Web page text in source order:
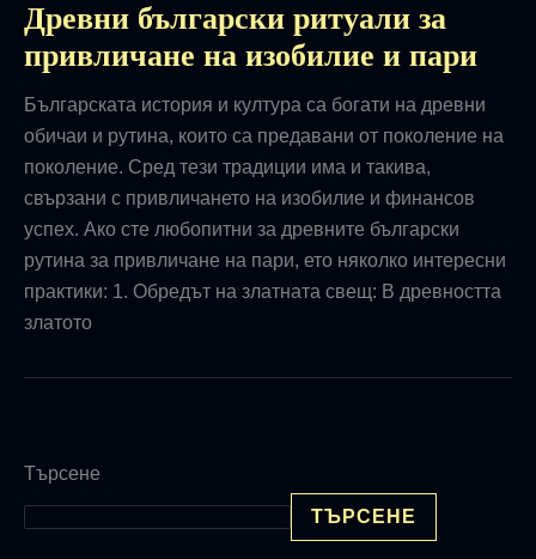
Древни български ритуали за
привличане на изобилие и пари
Българската история и култура са богати на древни
обичаи и рутина, които са предавани от поколение на
поколение. Сред тези традиции има и такива,
свързани с привличането на изобилие и финансов
успех. Ако сте любопитни за древните български
рутина за привличане на пари, ето няколко интересни
практики: 1. Обредът на златната свещ: В древността
златото
Търсене
ТЪРСЕНЕ